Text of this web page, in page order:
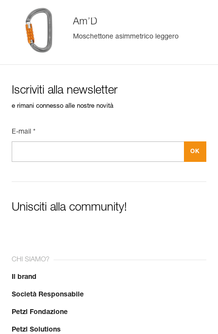
Am’D
Moschettone asimmetrico leggero
Iscriviti alla newsletter
e rimani connesso alle nostre novità
E-mail *
Unisciti alla community!
CHI SIAMO?
Il brand
Società Responsabile
Petzl Fondazione
Petzl Solutions